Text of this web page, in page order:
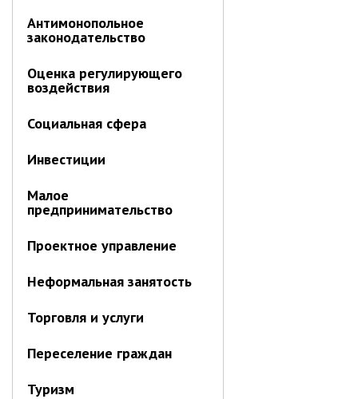
Антимонопольное
законодательство
Оценка регулирующего
воздействия
Социальная сфера
Инвестиции
Малое
предпринимательство
Проектное управление
Неформальная занятость
Торговля и услуги
Переселение граждан
Туризм